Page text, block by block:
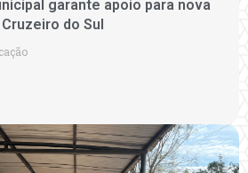
garante apoio para nova
do Sul